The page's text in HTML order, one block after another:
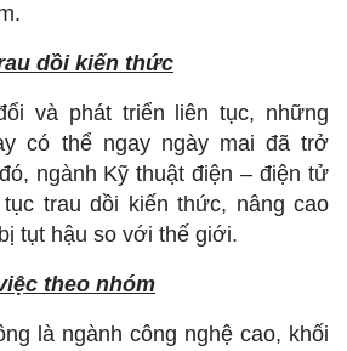
dồi kiến thức
và phát triển liên tục, những
có thể ngay ngày mai đã trở
ngành Kỹ thuật điện – điện tử
trau dồi kiến thức, nâng cao
tụt hậu so với thế giới.
theo nhóm
là ngành công nghệ cao, khối